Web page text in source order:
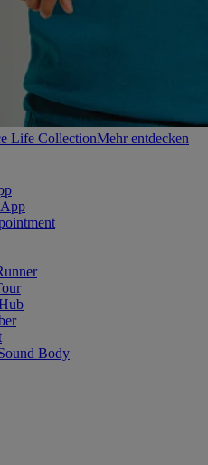
Life CollectionMehr entdecken
Body